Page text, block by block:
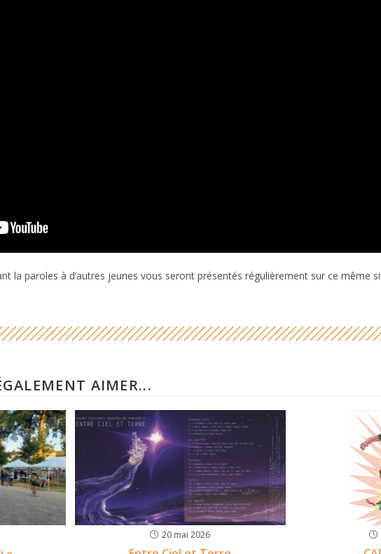
la paroles à d’autres jeunes vous seront présentés régulièrement sur ce même
AIMER...
20 mai 2026